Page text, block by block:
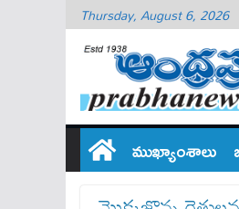
Thursday, August 6, 2026
ముఖ్యాంశాలు